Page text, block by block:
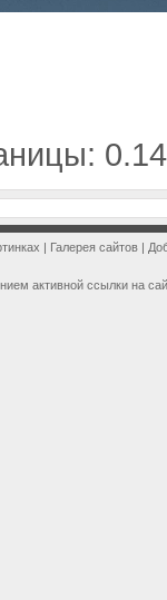
| Галерея сайтов |
активной ссылки на